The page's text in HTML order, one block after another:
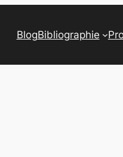
BlogBibliographie